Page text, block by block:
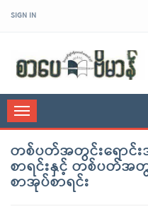
SIGN IN
Toggle
navigation
တစ်ပတ်အတွင်းရောင်း
စာရင်းနှင့် တစ်ပတ်
စာအုပ်စာရင်း